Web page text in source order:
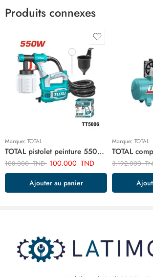
Produits connexes
Marque: TOTAL
TOTAL pistolet peinture 550w TT5006
108.000TND 100.000 TND
Ajouter au panier
Marque: TOTAL
3.192.000